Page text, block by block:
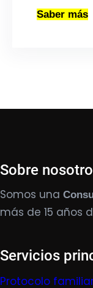
Saber más
Sobre
Somos una
más de 15 años
Servicios
Protocolo